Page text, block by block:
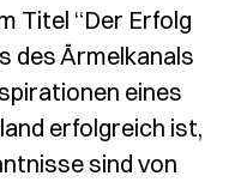
Titel “Der Erfolg
des Ärmelkanals
eines
erfolgreich ist,
sind von